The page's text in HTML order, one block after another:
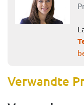
Verwandte